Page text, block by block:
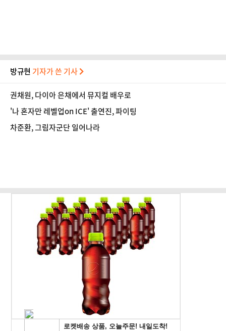
방규현 기자가 쓴 기사
권채원, 다이아 은채에서 뮤지컬 배우로
'나 혼자만 레벨업on ICE' 출연진, 파이팅
차준환, 그림자군단 일어나라